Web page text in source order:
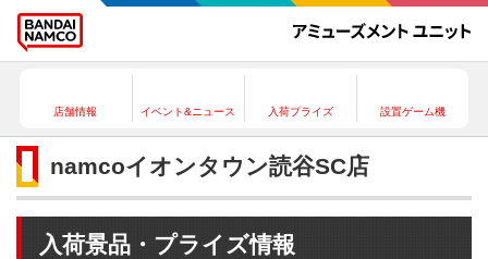
店舗情報 イベント&ニュース 入荷プライズ 設置ゲーム機
namcoイオンタウン読谷SC店
入荷景品・プライズ情報